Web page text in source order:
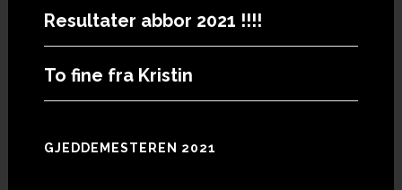
Resultater abbor 2021 !!!!
To fine fra Kristin
GJEDDEMESTEREN 2021